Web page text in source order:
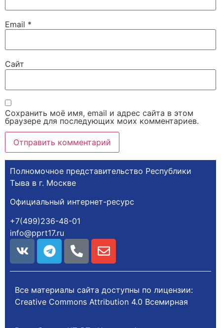
Email *
Сайт
Сохранить моё имя, email и адрес сайта в этом
браузере для последующих моих комментариев.
Полномочное представительство Республики
Тыва в г. Москве
Официальный интернет-ресурс
+7(499)236-48-01
info@pprt17.ru
Все материалы сайта доступны по лицензии:
Creative Commons Attribution 4.0 Всемирная